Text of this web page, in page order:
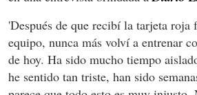
'Después de que recibí la tarjeta roja
equipo, nunca más volví a entrenar
de hoy. Ha sido mucho tiempo
he sentido tan triste, han sido